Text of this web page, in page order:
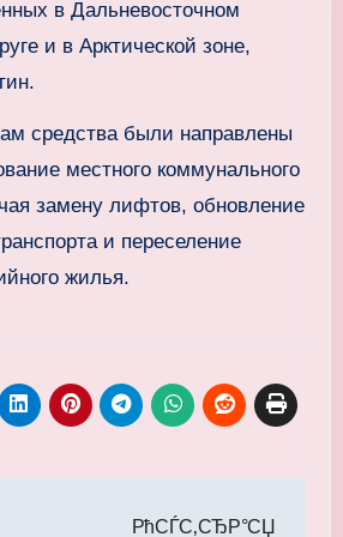
в Дальневосточном
и в Арктической зоне,
средства были направлены
местного коммунального
замену лифтов, обновление
и переселение
жилья.
РћСЃС‚СЂР°СЏ